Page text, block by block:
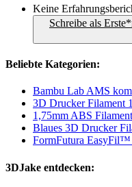
Keine
Schreibe als
Beliebte Kategorien:
Bambu Lab AMS
3D Drucker Filament
1,75mm ABS Filament
Blaues 3D Drucker
FormFutura
3DJake entdecken: